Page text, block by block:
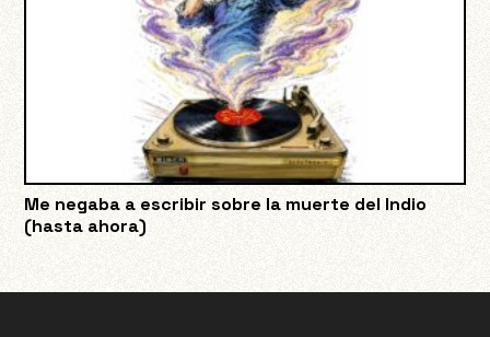
Me negaba a escribir sobre la muerte del Indio
(hasta ahora)